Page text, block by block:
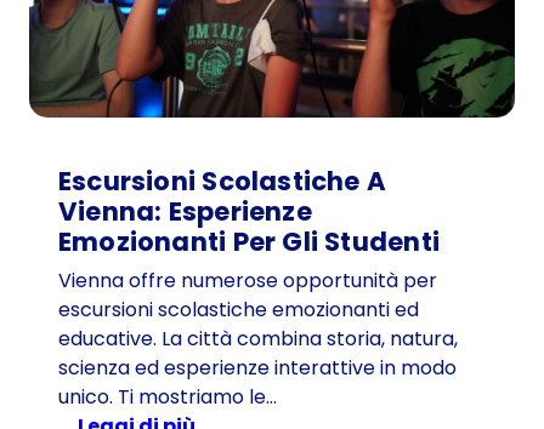
Escursioni Scolastiche A
Vienna: Esperienze
Emozionanti Per Gli Studenti
Vienna offre numerose opportunità per
escursioni scolastiche emozionanti ed
educative. La città combina storia, natura,
scienza ed esperienze interattive in modo
unico. Ti mostriamo le…